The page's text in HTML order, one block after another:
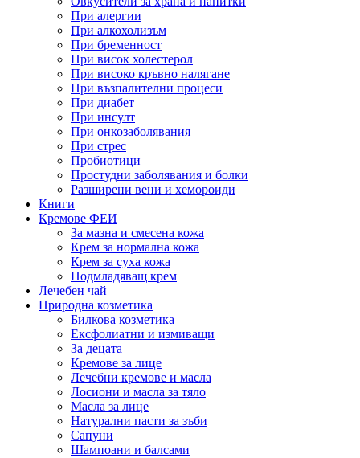
При алергии
При алкохолизъм
При бременност
При висок холестерол
При високо кръвно налягане
При възпалителни процеси
При диабет
При инсулт
При онкозаболявания
При стрес
Пробиотици
Простудни заболявания и болки
Разширени вени и хемороиди
Книги
Кремове ФЕИ
За мазна и смесена кожа
Крем за нормална кожа
Крем за суха кожа
Подмладяващ крем
Лечебен чай
Природна козметика
Билкова козметика
Ексфолиатни и измиващи
За децата
Кремове за лице
Лечебни кремове и масла
Лосиони и масла за тяло
Масла за лице
Натурални пасти за зъби
Сапуни
Шампоани и балсами